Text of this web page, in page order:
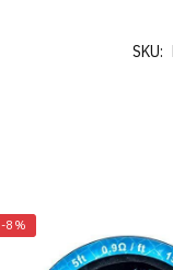
SKU:
-8%